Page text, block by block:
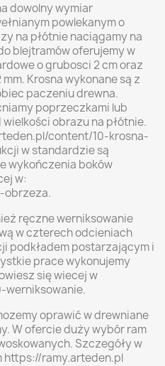
dowolny wymiar
powlekanym o
na płótnie naciągamy na
blejtramów oferujemy w
o grubosci 2 cm oraz
Krosna wykonane są z
paczeniu drewna.
poprzeczkami lub
obrazu na płótnie.
content/10-krosna-
w standardzie są
wykończenia boków
w:
obrzeza.
ręczne werniksowanie
w czterech odcieniach
podkładem postarzającym i
prace wykonujemy
się wiecej w
oprawić w drewniane
W ofercie duży wybór ram
Szczegóły w
https://ramy.arteden.pl